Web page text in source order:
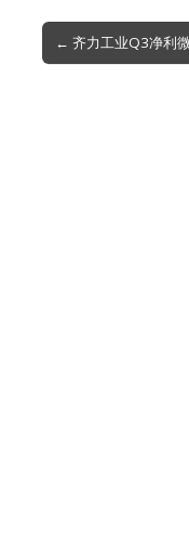
Post
navigation
← 齐力工业Q3净利